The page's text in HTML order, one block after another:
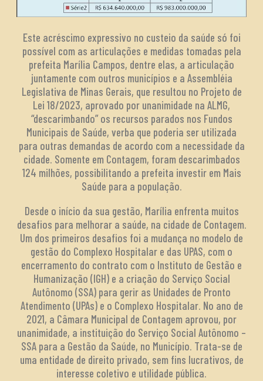
Este acréscimo expressivo no custeio da saúde só foi
possível com as articulações e medidas tomadas pela
prefeita Marília Campos, dentre elas, a articulação
juntamente com outros municípios e a Assembléia
Legislativa de Minas Gerais, que resultou no Projeto de
Lei 18/2023, aprovado por unanimidade na ALMG,
“descarimbando” os recursos parados nos Fundos
Municipais de Saúde, verba que poderia ser utilizada
para outras demandas de acordo com a necessidade da
cidade. Somente em Contagem, foram descarimbados
124 milhões, possibilitando a prefeita investir em Mais
Saúde para a população.
Desde o início da sua gestão, Marília enfrenta muitos
desafios para melhorar a saúde, na cidade de Contagem.
Um dos primeiros desafios foi a mudança no modelo de
gestão do Complexo Hospitalar e das UPAS, com o
encerramento do contrato com o Instituto de Gestão e
Humanização (IGH) e a criação do Serviço Social
Autônomo (SSA) para gerir as Unidades de Pronto
Atendimento (UPAs) e o Complexo Hospitalar. No ano de
2021, a Câmara Municipal de Contagem aprovou, por
unanimidade, a instituição do Serviço Social Autônomo –
SSA para a Gestão da Saúde, no Município. Trata-se de
uma entidade de direito privado, sem fins lucrativos, de
interesse coletivo e utilidade pública.